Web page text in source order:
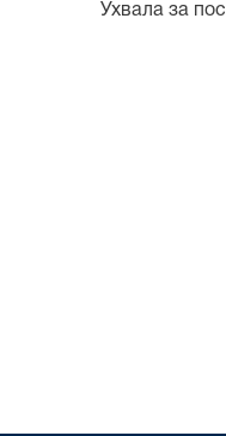
Ухвала за